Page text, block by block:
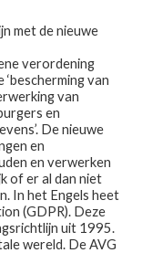
Menu
met de nieuwe
verordening
van
van
en
De nieuwe
en
en verwerken
of er al dan niet
In het Engels heet
(GDPR). Deze
uit 1995.
wereld. De AVG